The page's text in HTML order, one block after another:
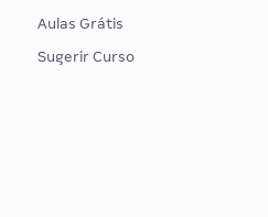
Aulas Grátis
Sugerir Curso